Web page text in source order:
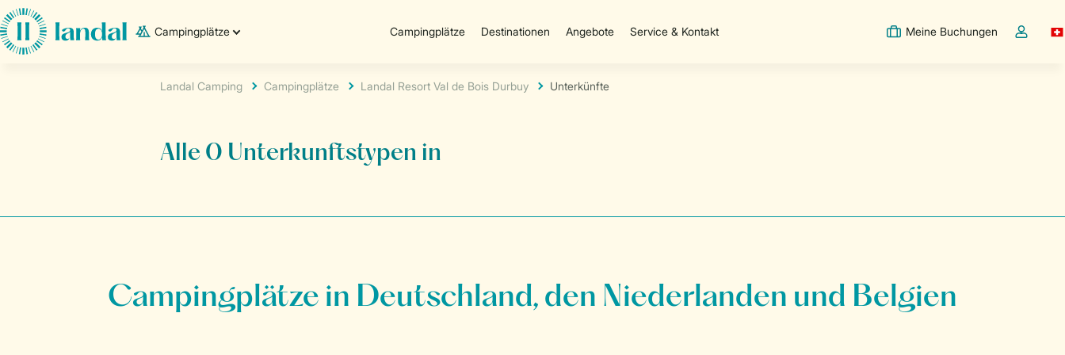
Campingplätze Campingplätze Destinationen Angebote Service & Kontakt Meine Buchungen
Landal Camping Campingplätze Landal Resort Val de Bois Durbuy Unterkünfte
Alle 0 Unterkunftstypen in
Campingplätze in Deutschland, den Niederlanden und Belgien